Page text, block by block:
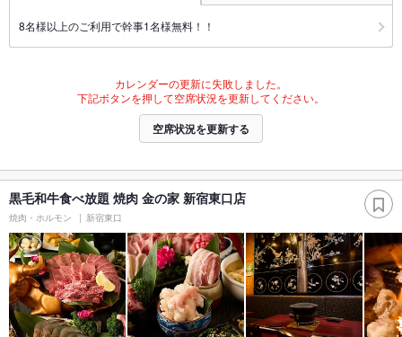
8名様以上のご利用で幹事1名様無料！！
カレンダーの更新に失敗しました。
下記ボタンを押して空席状況を更新してください。
空席状況を更新する
黒毛和牛食べ放題 焼肉 金の家 新宿東口店
焼肉・ホルモン 新宿東口